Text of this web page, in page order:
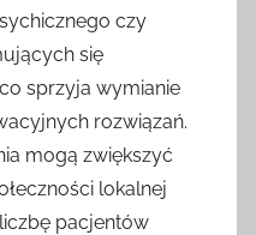
czy
się
sprzyja wymianie
rozwiązań.
mogą zwiększyć
lokalnej
pacjentów